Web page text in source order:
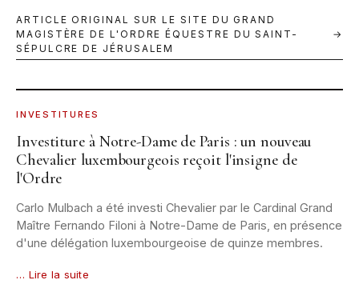
ARTICLE ORIGINAL SUR LE SITE DU GRAND
MAGISTÈRE DE L'ORDRE ÉQUESTRE DU SAINT-
SÉPULCRE DE JÉRUSALEM
→
INVESTITURES
Investiture à Notre-Dame de Paris : un nouveau
Chevalier luxembourgeois reçoit l'insigne de
l'Ordre
Carlo Mulbach a été investi Chevalier par le Cardinal Grand
Maître Fernando Filoni à Notre-Dame de Paris, en présence
d'une délégation luxembourgeoise de quinze membres.
… Lire la suite